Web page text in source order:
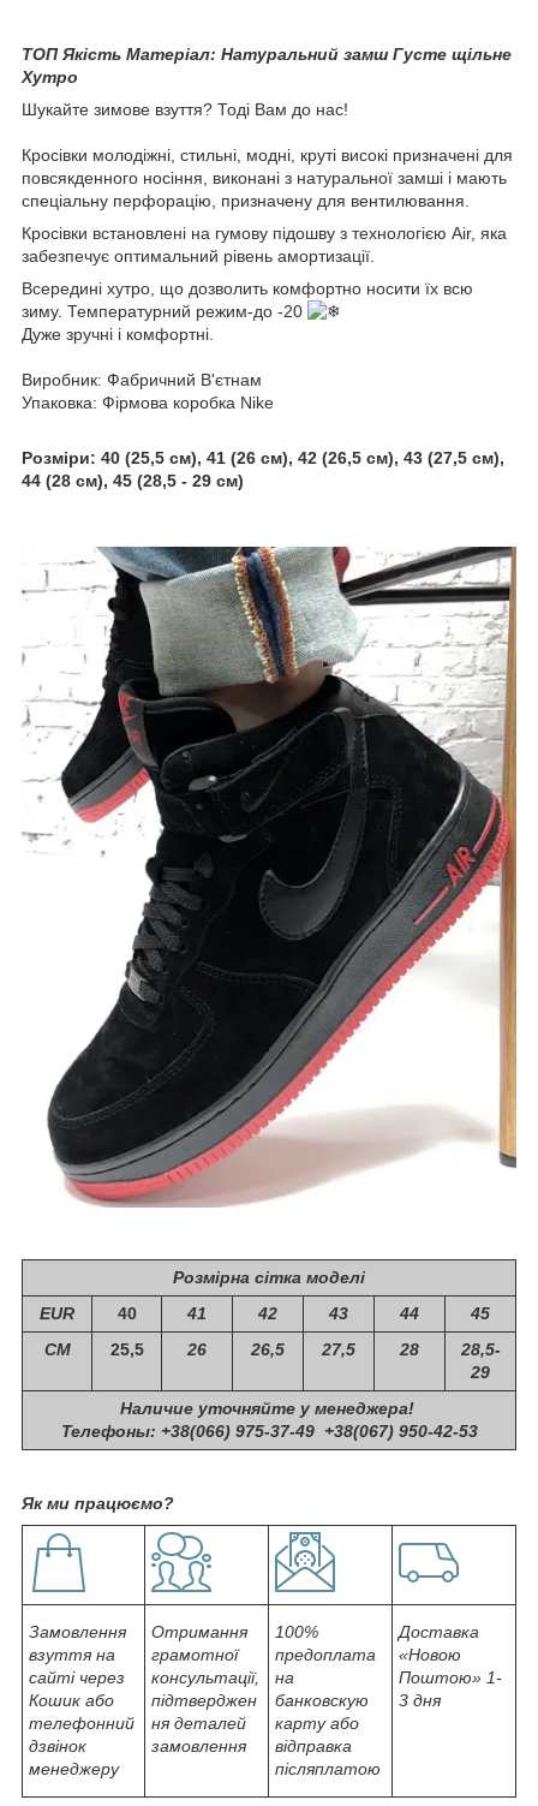
ТОП Якість Матеріал: Натуральний замш Густе щільне
Хутро
Шукайте зимове взуття? Тоді Вам до нас!
Кросівки молодіжні, стильні, модні, круті високі призначені для
повсякденного носіння, виконані з натуральної замші і мають
спеціальну перфорацію, призначену для вентилювання.
Кросівки встановлені на гумову підошву з технологією Air, яка
забезпечує оптимальний рівень амортизації.
Всередині хутро, що дозволить комфортно носити їх всю
зиму. Температурний режим-до -20
Дуже зручні і комфортні.
Виробник: Фабричний В'єтнам
Упаковка: Фірмова коробка Nike
Розміри: 40 (25,5 см), 41 (26 см), 42 (26,5 см), 43 (27,5 см),
44 (28 см), 45 (28,5 - 29 см)
Розмірна сітка моделі
EUR
40 41 42 43 44
45
СМ
25,5 26 26,5 27,5 28
28,5-
29
Наличие уточняйте у менеджера!
Телефоны: +38(066) 975-37-49 +38(067) 950-42-53
Як ми працюємо?
Замовлення
взуття на
сайті через
Кошик або
телефонний
дзвінок
менеджеру
Отримання
грамотної
консультації,
підтверджен
ня деталей
замовлення
100%
предоплата
на
банковскую
карту або
відправка
післяплатою
Доставка
«Новою
Поштою» 1-
3 дня